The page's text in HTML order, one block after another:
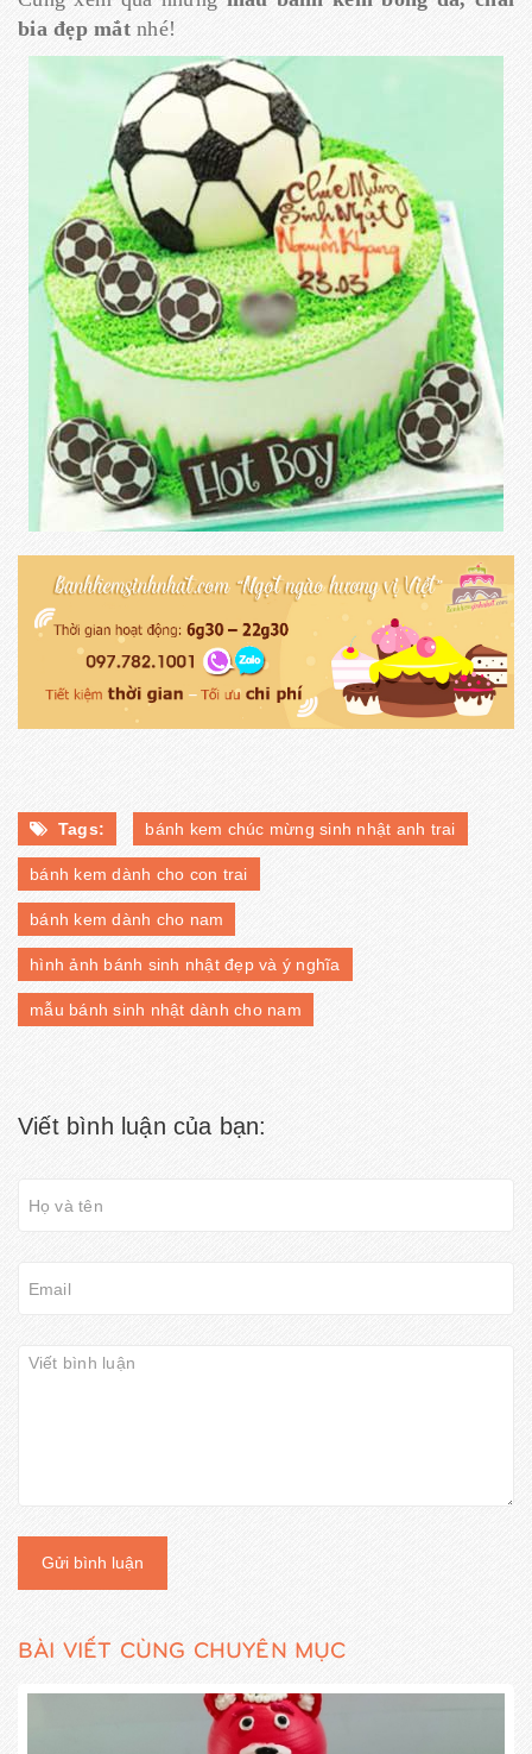
bia đẹp mắtnhé!
Tags: bánh kem chúc mừng sinh nhật anh trai
bánh kem dành cho con trai
bánh kem dành cho nam
hình ảnh bánh sinh nhật đẹp và ý nghĩa
mẫu bánh sinh nhật dành cho nam
Viết bình luận của bạn:
Gửi bình luận
BÀI VIẾT CÙNG CHUYÊN MỤC